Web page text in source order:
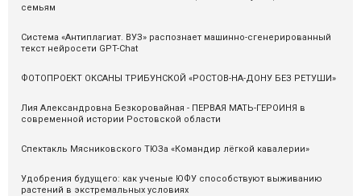
семьям
Система «Антиплагиат. ВУЗ» распознаeт машинно-сгенерированный
текст нейросети GPT-Chat
ФОТОПРОЕКТ ОКСАНЫ ТРИБУНСКОЙ «РОСТОВ-НА-ДОНУ БЕЗ РЕТУШИ»
Лия Александровна Безкоровайная - ПЕРВАЯ МАТЬ-ГЕРОИНЯ в
современной истории Ростовской области
Спектакль Мясниковского ТЮЗа «Командир лёгкой кавалерии»
Удобрения будущего: как ученые ЮФУ способствуют выживанию
растений в экстремальных условиях